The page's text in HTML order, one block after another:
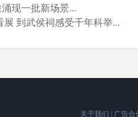
现一批新场景...
展 到武侯祠感受千年科举...
关于我们 | 广告